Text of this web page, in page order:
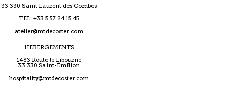
33 330 Saint Laurent des Combes
TEL: +33 5 57 24 15 45
atelier@mtdecoster.com
HEBERGEMENTS
1483 Route le Libourne
33 330 Saint-Émilion
hospitality@mtdecoster.com